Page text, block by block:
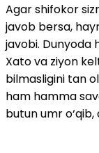
Agar shifokor
javob bersa,
javobi. Dunyoda
Xato va ziyon
bilmasligini tan
ham hamma
butun umr o‘qib,